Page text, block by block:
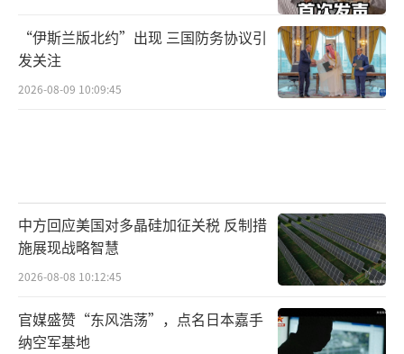
“伊斯兰版北约”出现 三国防务协议引
发关注
2026-08-09 10:09:45
中方回应美国对多晶硅加征关税 反制措
施展现战略智慧
2026-08-08 10:12:45
官媒盛赞“东风浩荡”，点名日本嘉手
纳空军基地